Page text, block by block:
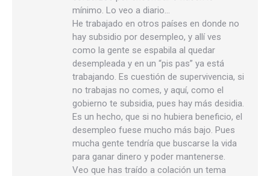
mínimo. Lo veo a diario…
He trabajado en otros países en donde no
hay subsidio por desempleo, y allí ves
como la gente se espabila al quedar
desempleada y en un “pis pas” ya está
trabajando. Es cuestión de supervivencia, si
no trabajas no comes, y aquí, como el
gobierno te subsidia, pues hay más desidia.
Es un hecho, que si no hubiera beneficio, el
desempleo fuese mucho más bajo. Pues
mucha gente tendría que buscarse la vida
para ganar dinero y poder mantenerse.
Veo que has traído a colación un tema